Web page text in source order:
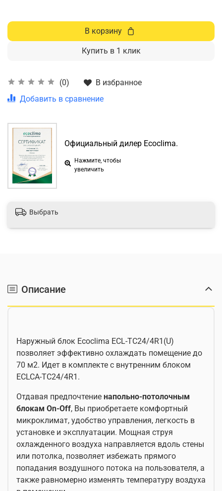
(0)
В избранное
Добавить в сравнение
В корзину
Купить в 1 клик
Официальный дилер Ecoclima.
Нажмите, чтобы
увеличить
Выбрать
Описание
Наружный блок Ecoclima ECL-TC24/4R1(U)
позволяет эффективно охлаждать помещение до
70 м2. Идет в комплекте с внутренним блоком
ECLCA-TC24/4R1.
Отдавая предпочтение напольно-потолочным
блокам On-Off, Вы приобретаете комфортный
микроклимат, удобство управления, легкость в
установке и эксплуатации. Мощная струя
охлажденного воздуха направляется вдоль стены
или потолка, позволяет избежать прямого
попадания воздушного потока на пользователя, а
также равномерно изменять температуру воздуха